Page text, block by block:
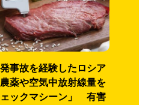
事故を経験したロシア
薬や空気中放射線量を
ックマシーン」 有害